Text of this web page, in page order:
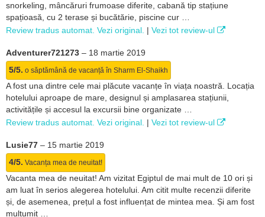
snorkeling, mâncăruri frumoase diferite, cabană tip stațiune
spațioasă, cu 2 terase și bucătărie, piscine cur …
Review tradus automat. Vezi original. | Vezi tot review-ul
Adventurer721273 – 18 martie 2019
5/5. o săptămână de vacanță în Sharm El-Shaikh
A fost una dintre cele mai plăcute vacanțe în viața noastră. Locația
hotelului aproape de mare, designul și amplasarea stațiunii,
activitățile și accesul la excursii bine organizate …
Review tradus automat. Vezi original. | Vezi tot review-ul
Lusie77 – 15 martie 2019
4/5. Vacanța mea de neuitat!
Vacanta mea de neuitat! Am vizitat Egiptul de mai mult de 10 ori și
am luat în serios alegerea hotelului. Am citit multe recenzii diferite
și, de asemenea, prețul a fost influențat de mintea mea. Și am fost
mulțumit …